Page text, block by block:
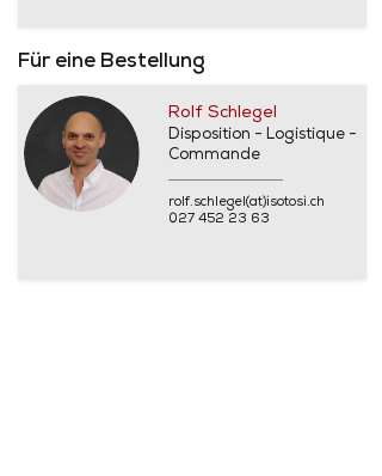
Für eine Bestellung
Rolf Schlegel
Disposition - Logistique -
Commande
rolf.schlegel(at)isotosi.ch
027 452 23 63